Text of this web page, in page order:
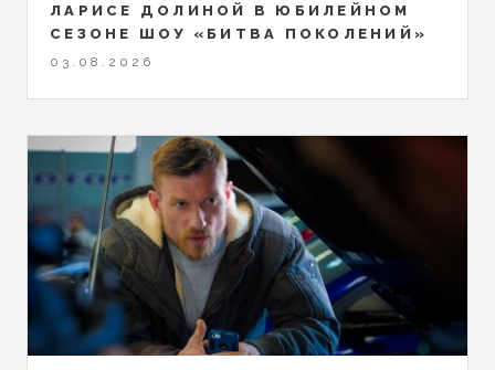
ЛАРИСЕ ДОЛИНОЙ В ЮБИЛЕЙНОМ
СЕЗОНЕ ШОУ «БИТВА ПОКОЛЕНИЙ»
03.08.2026